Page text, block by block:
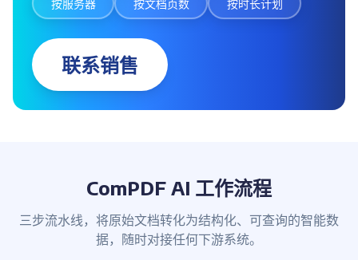
按服务器 按文档页数 按时长计划
联系销售
ComPDF AI 工作流程
三步流水线，将原始文档转化为结构化、可查询的智能数
据，随时对接任何下游系统。